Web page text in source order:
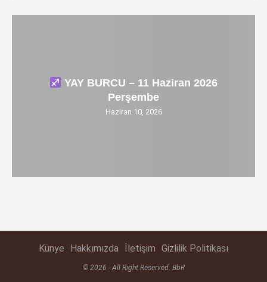
YAY BURCU – 11 Haziran 2026
Perşembe
Haziran 10, 2026
Künye Hakkımızda İletişim Gizlilik Politikası
© 2026 - All Right Reserved. BbR